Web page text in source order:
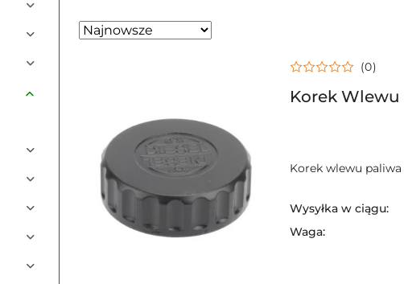
Zastosowano
Sortuj
Korek
(0)
Korek wlewu paliwa
Wysyłka w ciągu:
Waga: